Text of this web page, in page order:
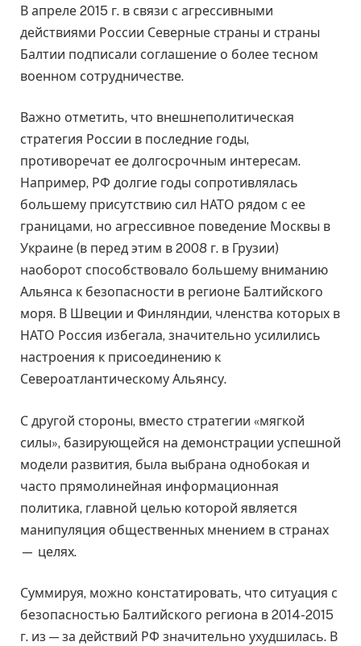
В апреле 2015 г. в связи с агрессивными
действиями России Северные страны и страны
Балтии подписали соглашение о более тесном
военном сотрудничестве.
Важно отметить, что внешнеполитическая
стратегия России в последние годы,
противоречат ее долгосрочным интересам.
Например, РФ долгие годы сопротивлялась
большему присутствию сил НАТО рядом с ее
границами, но агрессивное поведение Москвы в
Украине (в перед этим в 2008 г. в Грузии)
наоборот способствовало большему вниманию
Альянса к безопасности в регионе Балтийского
моря. В Швеции и Финляндии, членства которых в
НАТО Россия избегала, значительно усилились
настроения к присоединению к
Североатлантическому Альянсу.
С другой стороны, вместо стратегии «мягкой
силы», базирующейся на демонстрации успешной
модели развития, была выбрана однобокая и
часто прямолинейная информационная
политика, главной целью которой является
манипуляция общественных мнением в странах
— целях.
Суммируя, можно констатировать, что ситуация с
безопасностью Балтийского региона в 2014-2015
г. из — за действий РФ значительно ухудшилась. В